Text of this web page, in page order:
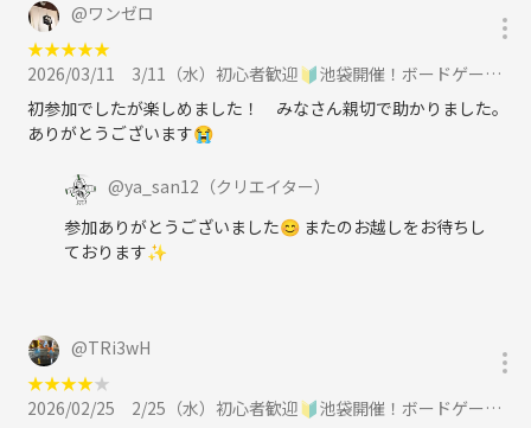
@ワンゼロ
★★★★★
2026/03/11
3/11（水）初心者歓迎🔰池袋開催！ボードゲームイベント🎲に参加
初参加でしたが楽しめました！ みなさん親切で助かりました。
ありがとうございます😭
@ya_san12 （クリエイター）
参加ありがとうございました😊 またのお越しをお待ちし
ております✨
@TRi3wH
★★★★★
2026/02/25
2/25（水）初心者歓迎🔰池袋開催！ボードゲームイベント🎲に参加